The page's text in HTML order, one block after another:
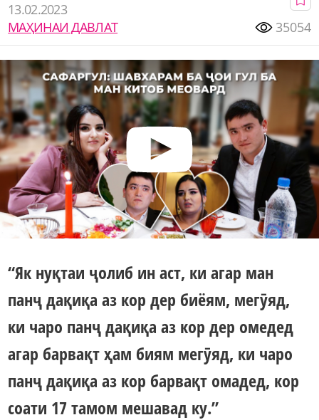
13.02.2023
МАҲИНАИ ДАВЛАТ
35054
“Як нуқтаи ҷолиб ин аст, ки агар ман
панҷ дақиқа аз кор дер биёям, мегӯяд,
ки чаро панҷ дақиқа аз кор дер омедед
агар барвақт ҳам биям мегӯяд, ки чаро
панҷ дақиқа аз кор барвақт омадед, кор
соати 17 тамом мешавад ку.”